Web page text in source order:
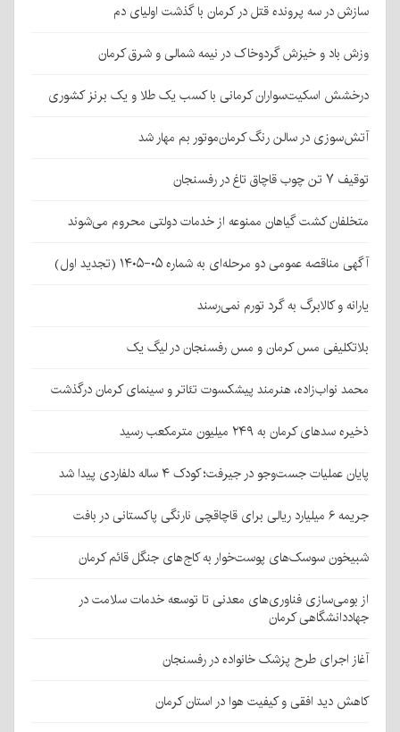
سازش در سه پرونده قتل در کرمان با گذشت اولیای دم
وزش باد و خیزش گردوخاک در نیمه شمالی و شرق کرمان
درخشش اسکیت‌سواران کرمانی با کسب یک طلا و یک برنز کشوری
آتش‌سوزی در سالن رنگ کرمان‌موتور بم مهار شد
توقیف ۷ تن چوب قاچاق تاغ در رفسنجان
متخلفان کشت گیاهان ممنوعه از خدمات دولتی محروم می‌شوند
آگهی مناقصه عمومی دو مرحله‌ای به شماره ۰۵-۱۴۰۵ (تجدید اول)
یارانه و کالابرگ به گرد تورم نمی‌رسند
بلاتکلیفی مس کرمان و مس رفسنجان در لیگ یک
محمد نواب‌زاده، هنرمند پیشکسوت تئاتر و سینمای کرمان درگذشت
ذخیره سدهای کرمان به ۲۴۹ میلیون مترمکعب رسید
پایان عملیات جست‌وجو در جیرفت؛ کودک ۴ ساله دلفاردی پیدا شد
جریمه ۶ میلیارد ریالی برای قاچاقچی نارنگی پاکستانی در بافت
شبیخون سوسک‌های پوست‌خوار به کاج‌های جنگل قائم کرمان
از بومی‌سازی فناوری‌های معدنی تا توسعه خدمات سلامت در
جهاددانشگاهی کرمان
آغاز اجرای طرح پزشک خانواده در رفسنجان
کاهش دید افقی و کیفیت هوا در استان کرمان